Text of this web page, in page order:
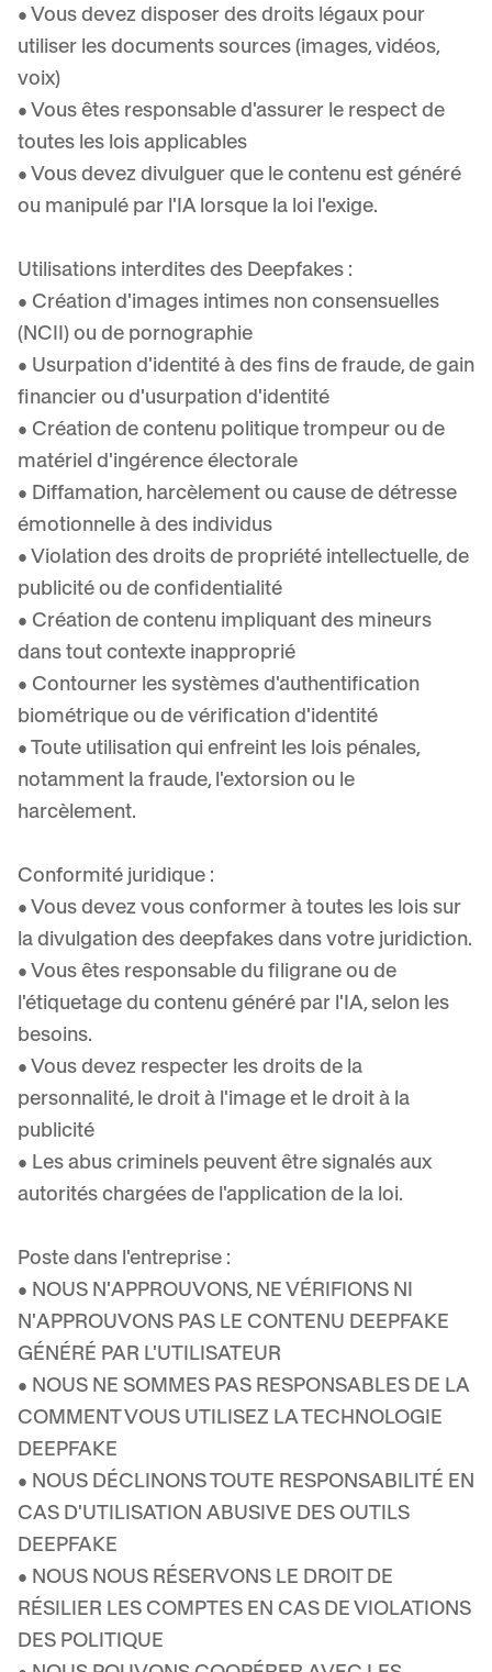
• Vous devez disposer des droits légaux pour
utiliser les documents sources (images, vidéos,
voix)
• Vous êtes responsable d'assurer le respect de
toutes les lois applicables
• Vous devez divulguer que le contenu est généré
ou manipulé par l'IA lorsque la loi l'exige.
Utilisations interdites des Deepfakes :
• Création d'images intimes non consensuelles
(NCII) ou de pornographie
• Usurpation d'identité à des fins de fraude, de gain
financier ou d'usurpation d'identité
• Création de contenu politique trompeur ou de
matériel d'ingérence électorale
• Diffamation, harcèlement ou cause de détresse
émotionnelle à des individus
• Violation des droits de propriété intellectuelle, de
publicité ou de confidentialité
• Création de contenu impliquant des mineurs
dans tout contexte inapproprié
• Contourner les systèmes d'authentification
biométrique ou de vérification d'identité
• Toute utilisation qui enfreint les lois pénales,
notamment la fraude, l'extorsion ou le
harcèlement.
Conformité juridique :
• Vous devez vous conformer à toutes les lois sur
la divulgation des deepfakes dans votre juridiction.
• Vous êtes responsable du filigrane ou de
l'étiquetage du contenu généré par l'IA, selon les
besoins.
• Vous devez respecter les droits de la
personnalité, le droit à l'image et le droit à la
publicité
• Les abus criminels peuvent être signalés aux
autorités chargées de l'application de la loi.
Poste dans l'entreprise :
• NOUS N'APPROUVONS, NE VÉRIFIONS NI
N'APPROUVONS PAS LE CONTENU DEEPFAKE
GÉNÉRÉ PAR L'UTILISATEUR
• NOUS NE SOMMES PAS RESPONSABLES DE LA
COMMENT VOUS UTILISEZ LA TECHNOLOGIE
DEEPFAKE
• NOUS DÉCLINONS TOUTE RESPONSABILITÉ EN
CAS D'UTILISATION ABUSIVE DES OUTILS
DEEPFAKE
• NOUS NOUS RÉSERVONS LE DROIT DE
RÉSILIER LES COMPTES EN CAS DE VIOLATIONS
DES POLITIQUE